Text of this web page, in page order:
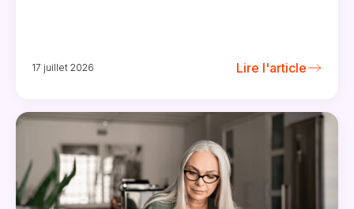
17 juillet 2026 Lire l'article